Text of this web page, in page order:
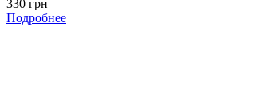
330 грн
Подробнее